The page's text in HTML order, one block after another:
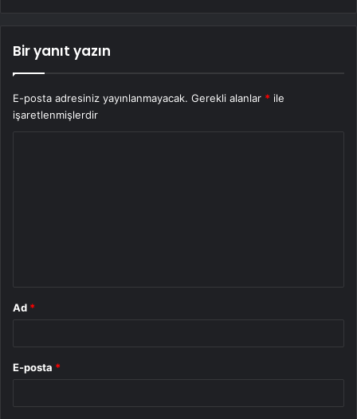
Bir yanıt yazın
E-posta adresiniz yayınlanmayacak. Gerekli alanlar * ile
işaretlenmişlerdir
Ad *
E-posta *